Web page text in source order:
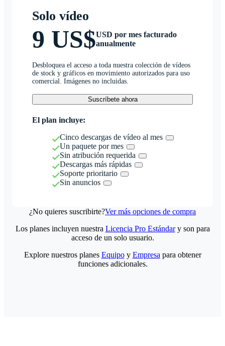
Solo vídeo
9 US$USD por mes facturado
anualmente
Desbloquea el acceso a toda nuestra colección de vídeos
de stock y gráficos en movimiento autorizados para uso
comercial. Imágenes no incluidas.
Suscríbete ahora
El plan incluye:
Cinco descargas de vídeo al mes
Un paquete por mes
Sin atribución requerida
Descargas más rápidas
Soporte prioritario
Sin anuncios
¿No quieres suscribirte?Ver más opciones de compra
Los planes incluyen nuestra Licencia Pro Estándary son para
acceso de un solo usuario.
Explore nuestros planes Equipoy Empresa para obtener
funciones adicionales.